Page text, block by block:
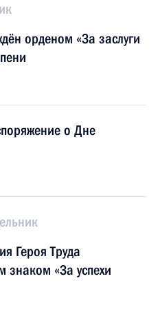
орденом «За заслуги
о Дне
Героя Труда
знаком «За успехи